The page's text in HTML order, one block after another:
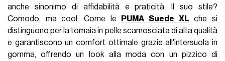
anche sinonimo di affidabilità e praticità. Il suo stile?
Comodo, ma cool. Come le
PUMA Suede XL che si
distinguono per la tomaia in pelle scamosciata di alta qualità
e garantiscono un comfort ottimale grazie all'intersuola in
gomma, offrendo un look alla moda con un pizzico di